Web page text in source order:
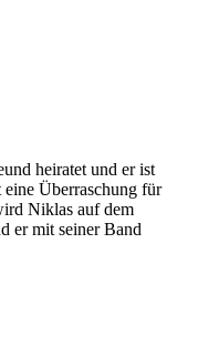
heiratet und er ist
Überraschung für
Niklas auf dem
er mit seiner Band